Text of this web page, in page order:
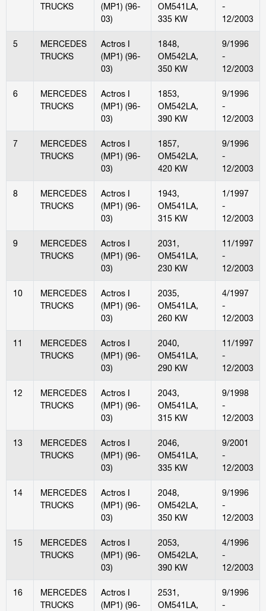
TRUCKS
(MP1) (96-
03)
OM541LA,
335 KW
-
12/2003
5
MERCEDES
TRUCKS
Actros I
(MP1) (96-
03)
1848,
OM542LA,
350 KW
9/1996
-
12/2003
6
MERCEDES
TRUCKS
Actros I
(MP1) (96-
03)
1853,
OM542LA,
390 KW
9/1996
-
12/2003
7
MERCEDES
TRUCKS
Actros I
(MP1) (96-
03)
1857,
OM542LA,
420 KW
9/1996
-
12/2003
8
MERCEDES
TRUCKS
Actros I
(MP1) (96-
03)
1943,
OM541LA,
315 KW
1/1997
-
12/2003
9
MERCEDES
TRUCKS
Actros I
(MP1) (96-
03)
2031,
OM541LA,
230 KW
11/1997
-
12/2003
10
MERCEDES
TRUCKS
Actros I
(MP1) (96-
03)
2035,
OM541LA,
260 KW
4/1997
-
12/2003
11
MERCEDES
TRUCKS
Actros I
(MP1) (96-
03)
2040,
OM541LA,
290 KW
11/1997
-
12/2003
12
MERCEDES
TRUCKS
Actros I
(MP1) (96-
03)
2043,
OM541LA,
315 KW
9/1998
-
12/2003
13
MERCEDES
TRUCKS
Actros I
(MP1) (96-
03)
2046,
OM541LA,
335 KW
9/2001
-
12/2003
14
MERCEDES
TRUCKS
Actros I
(MP1) (96-
03)
2048,
OM542LA,
350 KW
9/1996
-
12/2003
15
MERCEDES
TRUCKS
Actros I
(MP1) (96-
03)
2053,
OM542LA,
390 KW
4/1996
-
12/2003
16
MERCEDES
TRUCKS
Actros I
(MP1) (96-
2531,
OM541LA,
9/1996
-